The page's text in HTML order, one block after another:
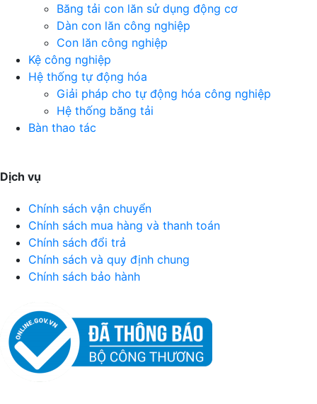
Băng tải con lăn sử dụng động cơ
Dàn con lăn công nghiệp
Con lăn công nghiệp
Kệ công nghiệp
Hệ thống tự động hóa
Giải pháp cho tự động hóa công nghiệp
Hệ thống băng tải
Bàn thao tác
Dịch vụ
Chính sách vận chuyển
Chính sách mua hàng và thanh toán
Chính sách đổi trả
Chính sách và quy định chung
Chính sách bảo hành